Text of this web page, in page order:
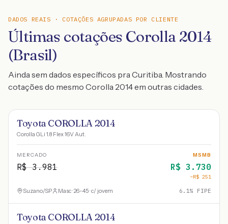
DADOS REAIS · COTAÇÕES AGRUPADAS POR CLIENTE
Últimas cotações Corolla 2014
(Brasil)
Ainda sem dados específicos pra Curitiba. Mostrando
cotações do mesmo Corolla 2014 em outras cidades.
Toyota COROLLA 2014
Corolla GLi 1.8 Flex 16V Aut.
MERCADO
R$3.981
MSMB
R$ 3.730
−R$ 251
Suzano/SP Masc · 26-45 · c/ jovem 6.1% FIPE
Toyota COROLLA 2014